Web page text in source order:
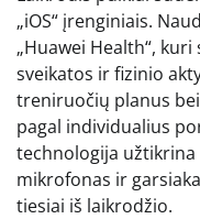
„iOS“ įrenginiais.
„Huawei Health“,
sveikatos ir fizinio
treniruočių planus
pagal individualius
technologija
mikrofonas ir
tiesiai iš laikrodžio.